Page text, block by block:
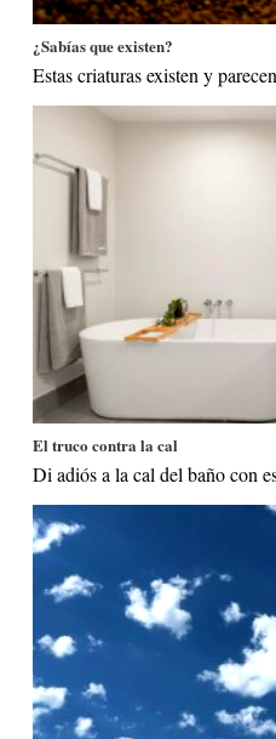
¿Sabías que existen?
Estas criaturas existen y
El truco contra la cal
Di adiós a la cal del baño con